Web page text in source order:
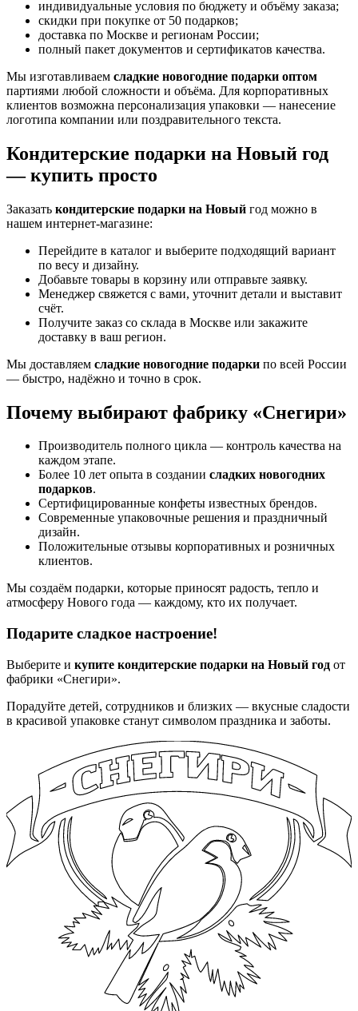
индивидуальные условия по бюджету и объёму заказа;
скидки при покупке от 50 подарков;
доставка по Москве и регионам России;
полный пакет документов и сертификатов качества.
Мы изготавливаем сладкие новогодние подарки оптом
партиями любой сложности и объёма. Для корпоративных
клиентов возможна персонализация упаковки — нанесение
логотипа компании или поздравительного текста.
Кондитерские подарки на Новый год
— купить просто
Заказать кондитерские подарки на Новый год можно в
нашем интернет-магазине:
Перейдите в каталог и выберите подходящий вариант
по весу и дизайну.
Добавьте товары в корзину или отправьте заявку.
Менеджер свяжется с вами, уточнит детали и выставит
счёт.
Получите заказ со склада в Москве или закажите
доставку в ваш регион.
Мы доставляем сладкие новогодние подарки по всей России
— быстро, надёжно и точно в срок.
Почему выбирают фабрику «Снегири»
Производитель полного цикла — контроль качества на
каждом этапе.
Более 10 лет опыта в создании сладких новогодних
подарков.
Сертифицированные конфеты известных брендов.
Современные упаковочные решения и праздничный
дизайн.
Положительные отзывы корпоративных и розничных
клиентов.
Мы создаём подарки, которые приносят радость, тепло и
атмосферу Нового года — каждому, кто их получает.
Подарите сладкое настроение!
Выберите и купите кондитерские подарки на Новый год от
фабрики «Снегири».
Порадуйте детей, сотрудников и близких — вкусные сладости
в красивой упаковке станут символом праздника и заботы.